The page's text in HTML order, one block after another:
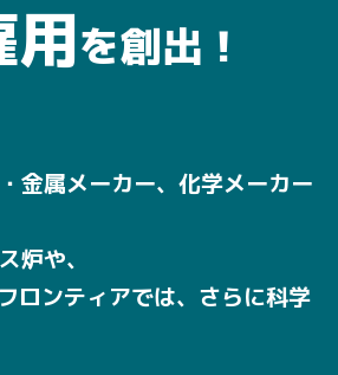
用を創出！
金属メーカー、化学メーカー
炉や、
ロンティアでは、さらに科学